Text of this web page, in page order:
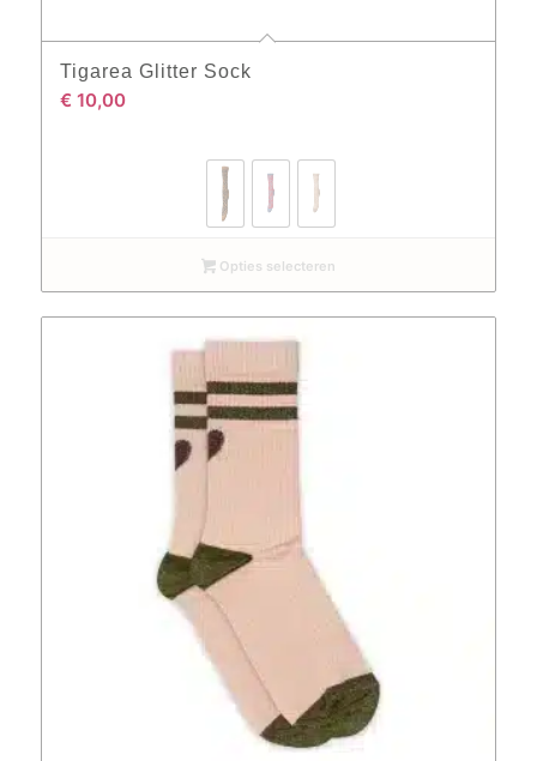
Tigarea Glitter Sock
€ 10,00
Opties selecteren